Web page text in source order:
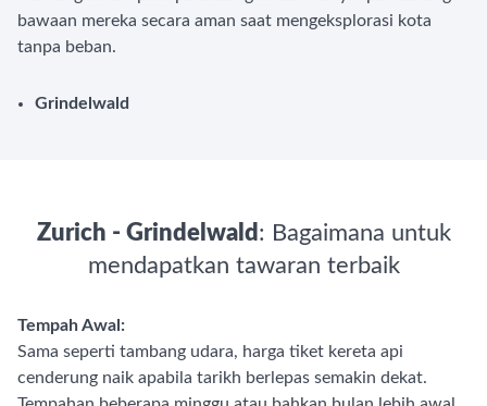
bawaan mereka secara aman saat mengeksplorasi kota
tanpa beban.
Grindelwald
Zurich - Grindelwald : Bagaimana untuk
mendapatkan tawaran terbaik
Tempah Awal:
Sama seperti tambang udara, harga tiket kereta api
cenderung naik apabila tarikh berlepas semakin dekat.